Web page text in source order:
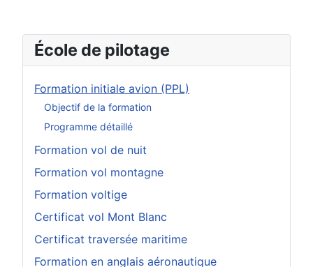
École de pilotage
Formation initiale avion (PPL)
Objectif de la formation
Programme détaillé
Formation vol de nuit
Formation vol montagne
Formation voltige
Certificat vol Mont Blanc
Certificat traversée maritime
Formation en anglais aéronautique